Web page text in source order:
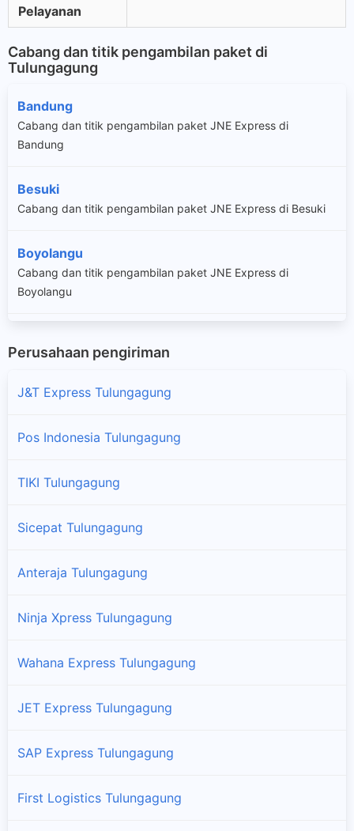
Pelayanan
Cabang dan titik pengambilan paket di
Tulungagung
Bandung
Cabang dan titik pengambilan paket JNE Express di
Bandung
Besuki
Cabang dan titik pengambilan paket JNE Express di Besuki
Boyolangu
Cabang dan titik pengambilan paket JNE Express di
Boyolangu
Cabang dan titik pengambilan paket JNE Express di Campur
Cabang dan titik pengambilan paket JNE Express di
Cabang dan titik pengambilan paket JNE Express di
Karangrejo
Karangrejo
Kauman
Cabang dan titik pengambilan paket JNE Express di
Perusahaan pengiriman
J&T Express Tulungagung
Pos Indonesia Tulungagung
TIKI Tulungagung
Sicepat Tulungagung
Anteraja Tulungagung
Ninja Xpress Tulungagung
Wahana Express Tulungagung
JET Express Tulungagung
SAP Express Tulungagung
First Logistics Tulungagung